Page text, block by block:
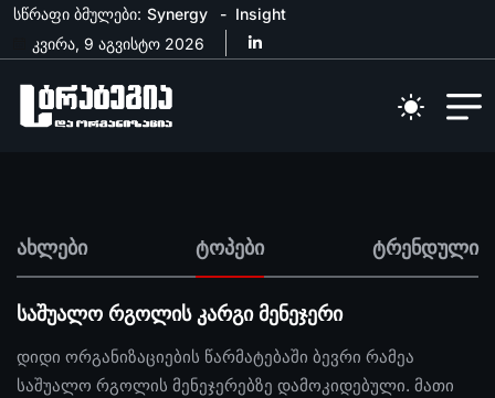
სწრაფი ბმულები: Synergy
Insight
კვირა, 9 აგვისტო 2026
ახლები ტოპები ტრენდული
საშუალო რგოლის კარგი მენეჯერი
დიდი ორგანიზაციების წარმატებაში ბევრი რამეა
საშუალო რგოლის მენეჯერებზე დამოკიდებული. მათი